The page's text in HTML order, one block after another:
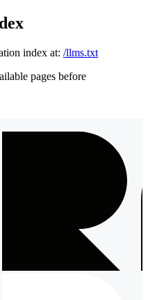
index at: /llms.txt
pages before